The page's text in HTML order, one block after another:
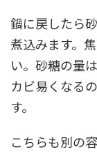
鍋に戻したら
煮込みます。
い。砂糖の量
カビ易くなる
す。
こちらも別の